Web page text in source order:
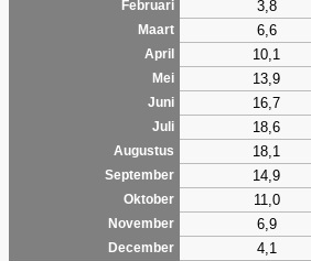
Februari 3,8
Maart 6,6
April 10,1
Mei 13,9
Juni
16,7
Juli
18,6
Augustus
18,1
September
14,9
Oktober
11,0
November
6,9
December
4,1